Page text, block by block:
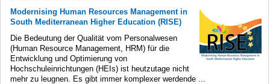
Modernising Human Resources Management in
South Mediterranean Higher Education (RISE)
Die Bedeutung der Qualität vom Personalwesen
(Human Resource Management, HRM) für die
Entwicklung und Optimierung von
Hochschuleinrichtungen (HEIs) ist heutzutage nicht
mehr zu leugnen. Es gibt immer komplexer werdende ...